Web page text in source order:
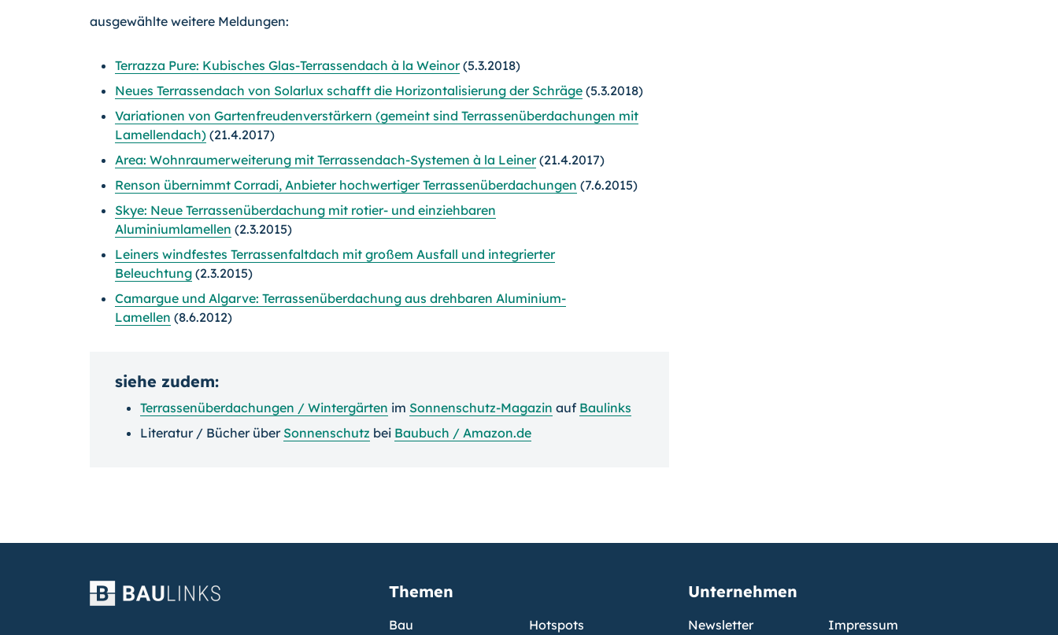
ausgewählte weitere Meldungen:
Terrazza Pure: Kubisches Glas-Terrassendach à la Weinor(5.3.2018)
Neues Terrassendach von Solarlux schafft die Horizontalisierung der Schräge (5.3.2018)
Variationen von Gartenfreudenverstärkern (gemeint sind Terrassenüberdachungen mit
Lamellendach) (21.4.2017)
Area: Wohnraumerweiterung mit Terrassendach-Systemen à la Leiner(21.4.2017)
Renson übernimmt Corradi, Anbieter hochwertiger Terrassenüberdachungen (7.6.2015)
Skye: Neue Terrassenüberdachung mit rotier- und einziehbaren
Aluminiumlamellen (2.3.2015)
Leiners windfestes Terrassenfaltdach mit großem Ausfall und integrierter
Beleuchtung (2.3.2015)
Camargue und Algarve: Terrassenüberdachung aus drehbaren Aluminium-
Lamellen (8.6.2012)
siehe zudem:
Terrassenüberdachungen / Wintergärten im Sonnenschutz-Magazin auf Baulinks
Literatur / Bücher über Sonnenschutz bei Baubuch / Amazon.de
Themen
Bau Hotspots
Unternehmen
Newsletter Impressum